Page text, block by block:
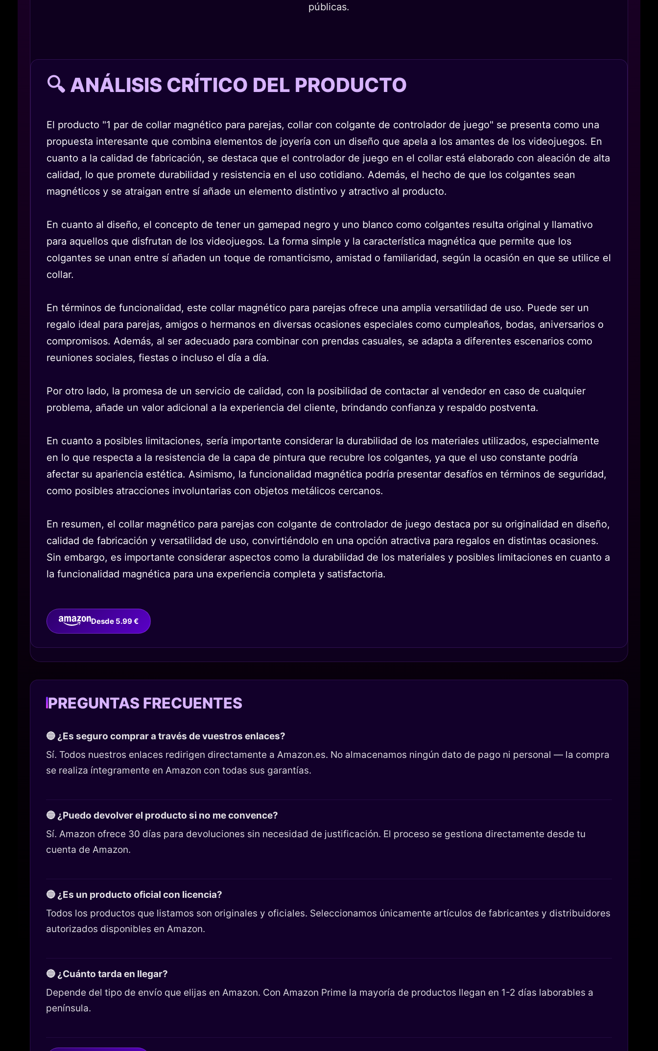
públicas.
🔍 ANÁLISIS CRÍTICO DEL PRODUCTO
El producto "1 par de collar magnético para parejas, collar con colgante de controlador de juego" se presenta como una
propuesta interesante que combina elementos de joyería con un diseño que apela a los amantes de los videojuegos. En
cuanto a la calidad de fabricación, se destaca que el controlador de juego en el collar está elaborado con aleación de alta
calidad, lo que promete durabilidad y resistencia en el uso cotidiano. Además, el hecho de que los colgantes sean
magnéticos y se atraigan entre sí añade un elemento distintivo y atractivo al producto.
En cuanto al diseño, el concepto de tener un gamepad negro y uno blanco como colgantes resulta original y llamativo
para aquellos que disfrutan de los videojuegos. La forma simple y la característica magnética que permite que los
colgantes se unan entre sí añaden un toque de romanticismo, amistad o familiaridad, según la ocasión en que se utilice el
collar.
En términos de funcionalidad, este collar magnético para parejas ofrece una amplia versatilidad de uso. Puede ser un
regalo ideal para parejas, amigos o hermanos en diversas ocasiones especiales como cumpleaños, bodas, aniversarios o
compromisos. Además, al ser adecuado para combinar con prendas casuales, se adapta a diferentes escenarios como
reuniones sociales, fiestas o incluso el día a día.
Por otro lado, la promesa de un servicio de calidad, con la posibilidad de contactar al vendedor en caso de cualquier
problema, añade un valor adicional a la experiencia del cliente, brindando confianza y respaldo postventa.
En cuanto a posibles limitaciones, sería importante considerar la durabilidad de los materiales utilizados, especialmente
en lo que respecta a la resistencia de la capa de pintura que recubre los colgantes, ya que el uso constante podría
afectar su apariencia estética. Asimismo, la funcionalidad magnética podría presentar desafíos en términos de seguridad,
como posibles atracciones involuntarias con objetos metálicos cercanos.
En resumen, el collar magnético para parejas con colgante de controlador de juego destaca por su originalidad en diseño,
calidad de fabricación y versatilidad de uso, convirtiéndolo en una opción atractiva para regalos en distintas ocasiones.
Sin embargo, es importante considerar aspectos como la durabilidad de los materiales y posibles limitaciones en cuanto a
la funcionalidad magnética para una experiencia completa y satisfactoria.
Desde 5.99 €
PREGUNTAS FRECUENTES
🔵 ¿Es seguro comprar a través de vuestros enlaces?
Sí. Todos nuestros enlaces redirigen directamente a Amazon.es. No almacenamos ningún dato de pago ni personal — la compra
se realiza íntegramente en Amazon con todas sus garantías.
🔵 ¿Puedo devolver el producto si no me convence?
Sí. Amazon ofrece 30 días para devoluciones sin necesidad de justificación. El proceso se gestiona directamente desde tu
cuenta de Amazon.
🔵 ¿Es un producto oficial con licencia?
Todos los productos que listamos son originales y oficiales. Seleccionamos únicamente artículos de fabricantes y distribuidores
autorizados disponibles en Amazon.
🔵 ¿Cuánto tarda en llegar?
Depende del tipo de envío que elijas en Amazon. Con Amazon Prime la mayoría de productos llegan en 1-2 días laborables a
península.